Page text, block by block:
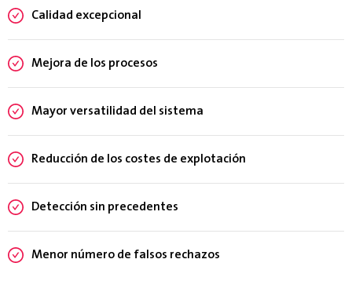
Calidad excepcional
Mejora de los procesos
Mayor versatilidad del sistema
Reducción de los costes de explotación
Detección sin precedentes
Menor número de falsos rechazos